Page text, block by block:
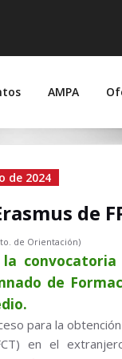
AMPA
de 2024
de
de Orientación)
la convocatoria
de
para la
en el